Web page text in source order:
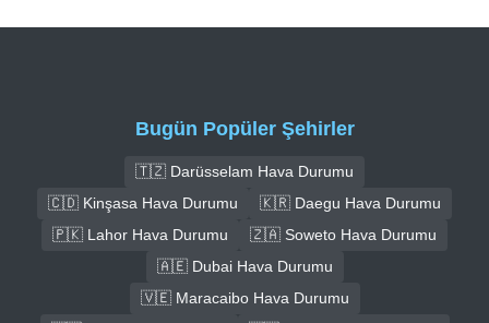
Bugün Popüler Şehirler
🇹🇿 Darüsselam Hava Durumu
🇨🇩 Kinşasa Hava Durumu
🇰🇷 Daegu Hava Durumu
🇵🇰 Lahor Hava Durumu
🇿🇦 Soweto Hava Durumu
🇦🇪 Dubai Hava Durumu
🇻🇪 Maracaibo Hava Durumu